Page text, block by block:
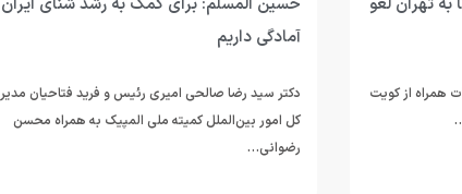
تهران لغو
همراه از کویت
حسین المسلم: برای کمک به رشد شنای ایران
آمادگی داریم
دکتر سید رضا صالحی امیری رئیس و فرید فتاحیان مدیر
کل امور بین‌الملل کمیته ملی المپیک به همراه محسن
رضوانی…